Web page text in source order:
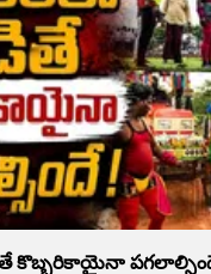
కొబ్బరికాయైనా